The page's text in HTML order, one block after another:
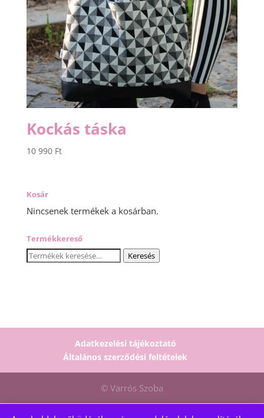
Kockás táska
10 990 Ft
Kosár
Nincsenek termékek a kosárban.
Termékkereső
Keresés
Keresés
Adatkezelési tájékoztató
Általános szerződési feltételek
© Varrós Szoba